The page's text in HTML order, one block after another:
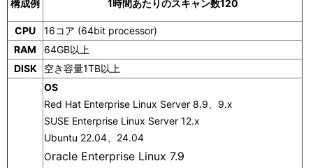
し
て
い
シ
ョ
ン
構成例 1時間あたりのスキャン数120
CPU
16コア (64bit processor)
RAM
64GB以上
DISK
空き容量1TB以上
OS
Red Hat Enterprise Linux Server 8.9、9.x
SUSE Enterprise Linux Server 12.x
Ubuntu 22.04、24.04
Oracle Enterprise Linux 7.9